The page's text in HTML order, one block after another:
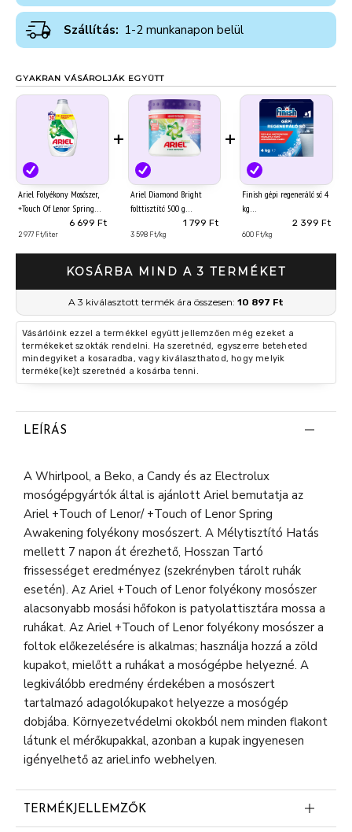
Szállítás: 1-2 munkanapon belül
GYAKRAN VÁSÁROLJÁK EGYÜTT
Ariel Folyékony Mosószer,
+Touch Of Lenor Spring
Awakening, 2.25 l, 50
Mosáshoz
6 699 Ft
2 977 Ft/liter
+
Ariel Diamond Bright
folttisztító 500 g
1 799 Ft
3 598 Ft/kg
+
Finish gépi regeneráló só 4
kg
2 399 Ft
600 Ft/kg
KOSÁRBA MIND A 3 TERMÉKET
A 3 kiválasztott termék ára összesen: 10 897 Ft
Vásárlóink ezzel a termékkel együtt jellemzően még ezeket a
termékeket szokták rendelni. Ha szeretnéd, egyszerre beteheted
mindegyiket a kosaradba, vagy kiválaszthatod, hogy melyik
terméke(ke)t szeretnéd a kosárba tenni.
LEÍRÁS
A Whirlpool, a Beko, a Candy és az Electrolux
mosógépgyártók által is ajánlott Ariel bemutatja az
Ariel +Touch of Lenor/ +Touch of Lenor Spring
Awakening folyékony mosószert. A Mélytisztító Hatás
mellett 7 napon át érezhető, Hosszan Tartó
frissességet eredményez (szekrényben tárolt ruhák
esetén). Az Ariel +Touch of Lenor folyékony mosószer
alacsonyabb mosási hőfokon is patyolattisztára mossa a
ruhákat. Az Ariel +Touch of Lenor folyékony mosószer a
foltok előkezelésére is alkalmas; használja hozzá a zöld
kupakot, mielőtt a ruhákat a mosógépbe helyezné. A
legkiválóbb eredmény érdekében a mosószert
tartalmazó adagolókupakot helyezze a mosógép
dobjába. Környezetvédelmi okokból nem minden flakont
látunk el mérőkupakkal, azonban a kupak ingyenesen
igényelhető az ariel.info webhelyen.
TERMÉKJELLEMZŐK